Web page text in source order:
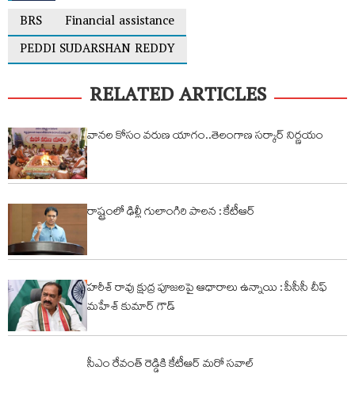
BRS
Financial assistance
PEDDI SUDARSHAN REDDY
RELATED ARTICLES
వానల కోసం వరుణ యాగం..తెలంగాణ సర్కార్ నిర్ణయం
రాష్ట్రంలో ఢిల్లీ గులాంగిరి పాలన : కేటీఆర్
హరీశ్ రావు క్షుద్ర పూజలపై ఆధారాలు ఉన్నాయి : పీసీసీ చీఫ్
మహేశ్ కుమార్ గౌడ్
సీఎం రేవంత్ రెడ్డికి కేటీఆర్ మరో సవాల్